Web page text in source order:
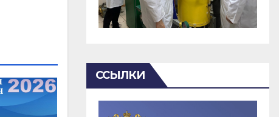
ССЫЛКИ